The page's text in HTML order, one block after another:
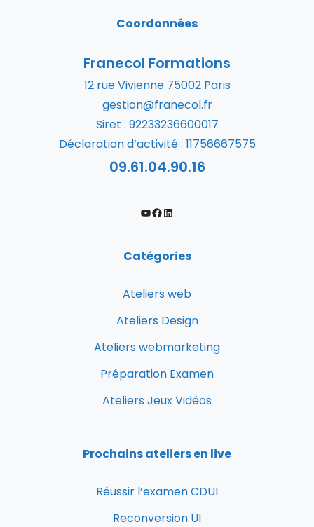
Coordonnées
Franecol Formations
12 rue Vivienne 75002 Paris
gestion@franecol.fr
Siret : 92233236600017
Déclaration d’activité : 11756667575
09.61.04.90.16
Catégories
Ateliers web
Ateliers Design
Ateliers webmarketing
Préparation Examen
Ateliers Jeux Vidéos
Prochains ateliers en live
Réussir l’examen CDUI
Reconversion UI